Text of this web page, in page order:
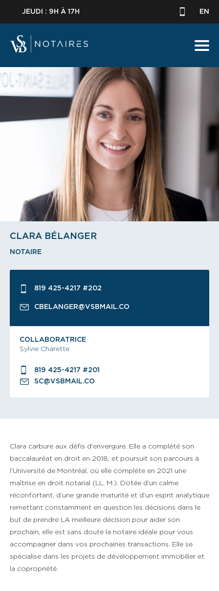
JEUDI : 9H À 17H EN
CLARA BÉLANGER
NOTAIRE
819 425-4217 #202
CBELANGER@VSBMAIL.CO
COLLABORATRICE
Sylvie Charette
819 425-4217 #201
SC@VSBMAIL.CO
Clara carbure aux défis d'envergure. Elle a complété son
baccalauréat en droit en 2018, et poursuit son parcours à
l’Université de Montréal, où elle complète en 2021 une
maîtrise en droit notarial (LL. M.). Dotée d’un calme
réconfortant, d’une grande maturité et d’un esprit analytique
remettant constamment en question les décisions dans le
but de prendre LA meilleure décision pour aider son
prochain, elle est sans doute la notaire idéale pour vous
accompagner dans vos prochaines transactions. Elle se
spécialise dans les projets de développement immobilier et
la copropriété.